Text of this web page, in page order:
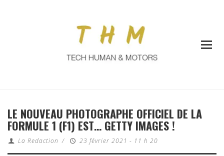
LE NOUVEAU PHOTOGRAPHE OFFICIEL DE LA
FORMULE 1 (F1) EST… GETTY IMAGES !
La Redaction / 23 février 2021 - 11 h 20